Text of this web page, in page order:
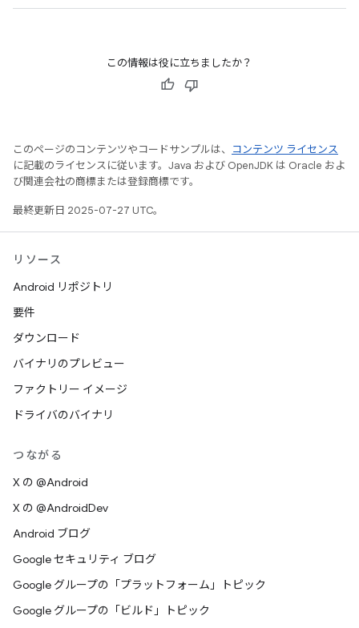
この情報は役に立ちましたか？
このページのコンテンツやコードサンプルは、
コンテンツ ライセンス
に記載のライセンスに従います。Java および OpenJDK は Oracle およ
び関連会社の商標または登録商標です。
最終更新日 2025-07-27 UTC。
リソース
Android リポジトリ
要件
ダウンロード
バイナリのプレビュー
ファクトリー イメージ
ドライバのバイナリ
つながる
X の @Android
X の @AndroidDev
Android ブログ
Google セキュリティ ブログ
Google グループの「プラットフォーム」トピック
Google グループの「ビルド」トピック